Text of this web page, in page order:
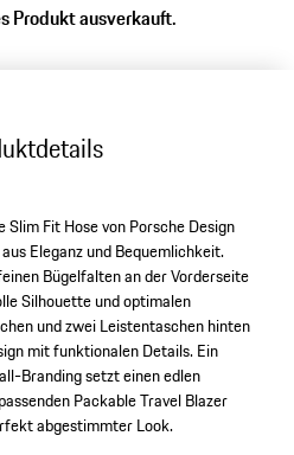
Produkt ausverkauft.
Fit Hose von Porsche Design
Eleganz und Bequemlichkeit.
Bügelfalten an der Vorderseite
Silhouette und optimalen
und zwei Leistentaschen hinten
mit funktionalen Details. Ein
Branding setzt einen edlen
Packable Travel Blazer
abgestimmter Look.